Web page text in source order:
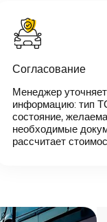
Согласование
Менеджер уточняет
информацию: тип
состояние,
необходимые
рассчитает